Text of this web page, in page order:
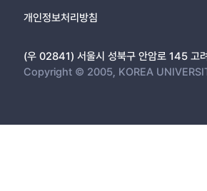
개인정보처리방침
(우 02841) 서울시 성북구 안암로 145 고
Copyright © 2005, KOREA